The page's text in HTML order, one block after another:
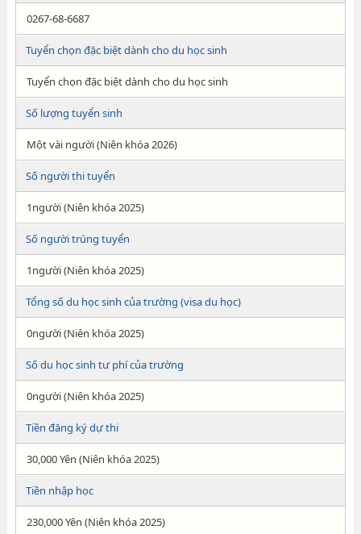
0267-68-6687
Tuyển chọn đặc biệt dành cho du học sinh
Tuyển chọn đặc biệt dành cho du học sinh
Số lượng tuyển sinh
Một vài người (Niên khóa 2026)
Số người thi tuyển
1người (Niên khóa 2025)
Số người trúng tuyển
1người (Niên khóa 2025)
Tổng số du học sinh của trường (visa du học)
0người (Niên khóa 2025)
Số du học sinh tư phí của trường
0người (Niên khóa 2025)
Tiền đăng ký dự thi
30,000 Yên (Niên khóa 2025)
Tiền nhập học
230,000 Yên (Niên khóa 2025)